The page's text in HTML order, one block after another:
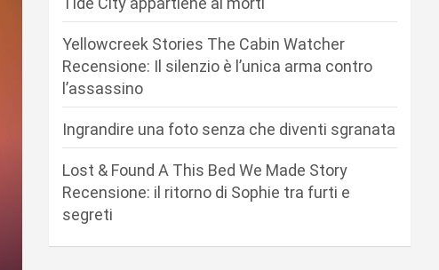
Yellowcreek Stories The Cabin Watcher
Recensione: Il silenzio è l’unica arma contro
l’assassino
Ingrandire una foto senza che diventi sgranata
Lost & Found A This Bed We Made Story
Recensione: il ritorno di Sophie tra furti e
segreti